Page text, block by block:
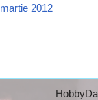
martie 2012